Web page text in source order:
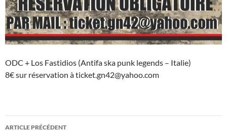
ODC + Los Fastidios (Antifa ska punk legends – Italie)
8€ sur réservation à ticket.gn42@yahoo.com
Navigation
ARTICLE PRÉCÉDENT